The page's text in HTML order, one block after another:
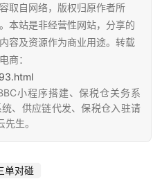
取自网络，版权归原作者所
本站是非经营性网站，分享的
容及资源作为商业用途。转载
商：
小程序搭建、保税仓关务系
、供应链代发、保税仓入驻请
生。
单对碰